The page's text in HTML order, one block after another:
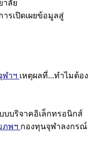
าลัย
ารเปิดเผยข้อมูลสู่
ฬาฯ เหตุผลที่...ทำไมต้อง
บบริจาคอิเล็กทรอนิกส์
ภพฯ กองทุนจุฬาลงกรณ์